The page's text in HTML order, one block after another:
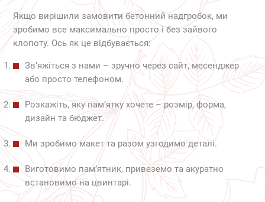
Якщо вирішили замовити бетонний надгробок, ми
зробимо все максимально просто і без зайвого
клопоту. Ось як це відбувається:
Зв’яжіться з нами – зручно через сайт, месенджер
або просто телефоном.
Розкажіть, яку пам’ятку хочете – розмір, форма,
дизайн та бюджет.
Ми зробимо макет та разом узгодимо деталі.
Виготовимо пам’ятник, привеземо та акуратно
встановимо на цвинтарі.